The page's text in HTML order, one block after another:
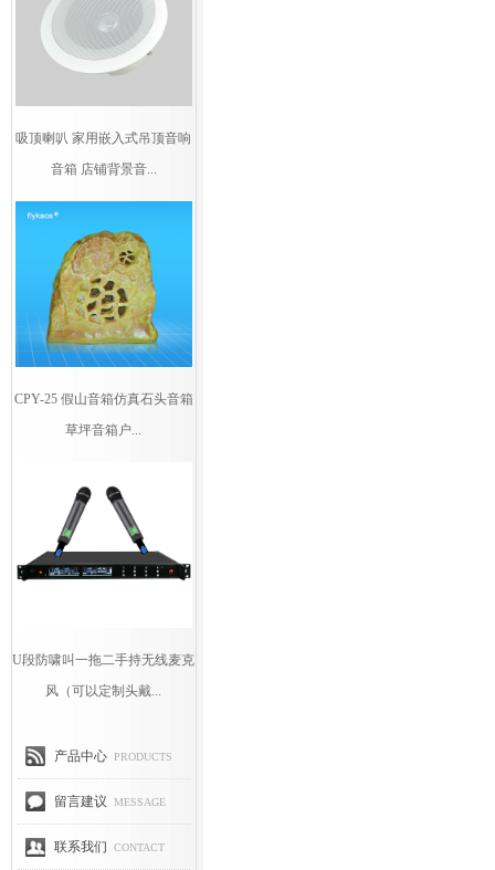
吸顶喇叭 家用嵌入式吊顶音响
音箱 店铺背景音...
CPY-25 假山音箱仿真石头音箱
草坪音箱户...
U段防啸叫一拖二手持无线麦克
风（可以定制头戴...
产品中心 PRODUCTS
留言建议 MESSAGE
联系我们 CONTACT